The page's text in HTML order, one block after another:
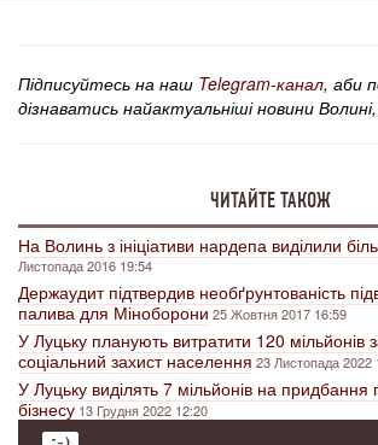
Підписуйтесь на наш Telegram-канал, аби
дізнаватись найактуальніші новини
ЧИТАЙТЕ ТАКОЖ
На Волинь з ініціативи нардепа виділили
Листопада 2016 19:54
Держаудит підтвердив необґрунтованість
палива для Міноборони25 Жовтня 2017 16:59
У Луцьку планують витратити 120 мільйонів
соціальний захист населення23 Листопада 2022
У Луцьку виділять 7 мільйонів на придбання
бізнесу 13 Грудня 2022 12:20